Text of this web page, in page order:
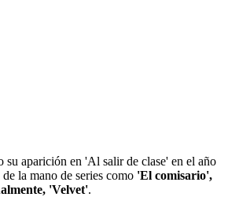
su aparición en 'Al salir de clase' en el año
la mano de series como 'El comisario',
'Velvet'.